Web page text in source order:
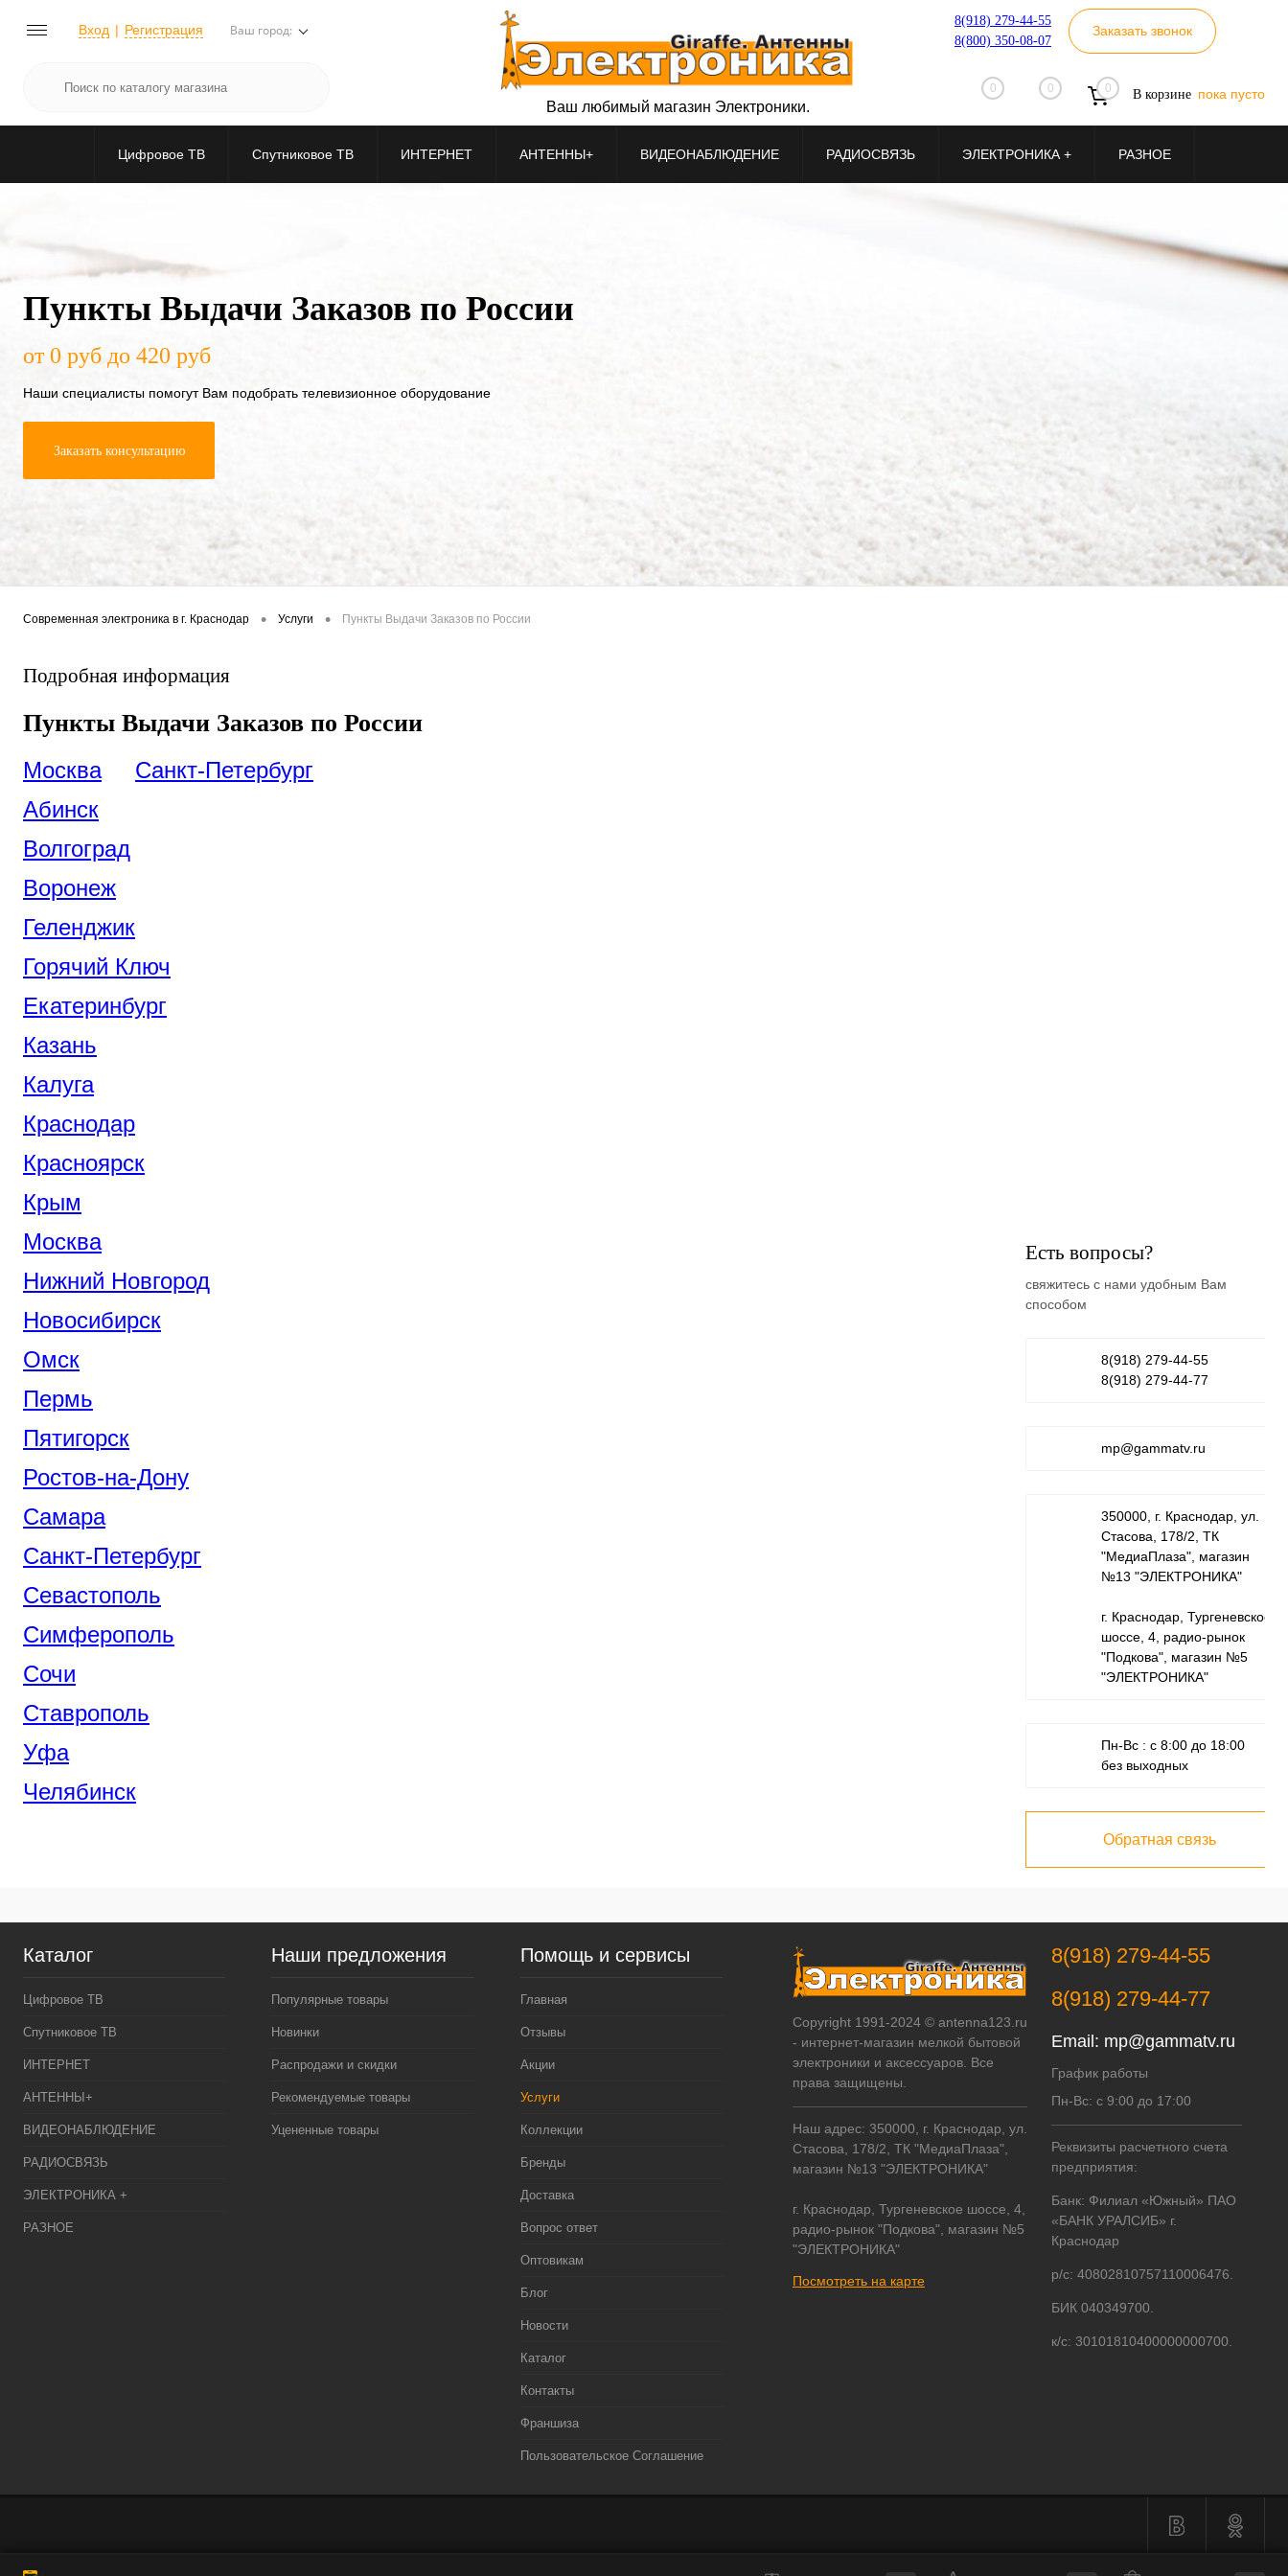
Вход Регистрация Ваш город:
8(918) 279-44-55
8(800) 350-08-07
Заказать звонок
0 0 0 В корзине пока пусто
Ваш любимый магазин Электроники.
Цифровое ТВ Спутниковое ТВ ИНТЕРНЕТ АНТЕННЫ+ ВИДЕОНАБЛЮДЕНИЕ РАДИОСВЯЗЬ ЭЛЕКТРОНИКА + РАЗНОЕ
Пункты Выдачи Заказов по России
от 0 руб до 420 руб
Наши специалисты помогут Вам подобрать телевизионное оборудование
Заказать консультацию
Современная электроника в г. Краснодар • Услуги • Пункты Выдачи Заказов по России
Подробная информация
Пункты Выдачи Заказов по России
Москва
Санкт-Петербург
Абинск
Волгоград
Воронеж
Геленджик
Горячий Ключ
Екатеринбург
Казань
Калуга
Краснодар
Красноярск
Крым
Москва
Нижний Новгород
Новосибирск
Омск
Пермь
Пятигорск
Ростов-на-Дону
Самара
Санкт-Петербург
Севастополь
Симферополь
Сочи
Ставрополь
Уфа
Челябинск
Есть вопросы?
свяжитесь с нами удобным Вам
способом
8(918) 279-44-55
8(918) 279-44-77
mp@gammatv.ru
350000, г. Краснодар, ул.
Стасова, 178/2, ТК
"МедиаПлаза", магазин
№13 "ЭЛЕКТРОНИКА"
г. Краснодар, Тургеневское
шоссе, 4, радио-рынок
"Подкова", магазин №5
"ЭЛЕКТРОНИКА"
Пн-Вс : с 8:00 до 18:00
без выходных
Обратная связь
Каталог
Цифровое ТВ
Спутниковое ТВ
ИНТЕРНЕТ
АНТЕННЫ+
ВИДЕОНАБЛЮДЕНИЕ
РАДИОСВЯЗЬ
ЭЛЕКТРОНИКА +
РАЗНОЕ
Наши предложения
Популярные товары
Новинки
Распродажи и скидки
Рекомендуемые товары
Уцененные товары
Помощь и сервисы
Главная
Отзывы
Акции
Услуги
Коллекции
Бренды
Доставка
Вопрос ответ
Оптовикам
Блог
Новости
Каталог
Контакты
Франшиза
Пользовательское Соглашение
Copyright 1991-2024 © antenna123.ru
- интернет-магазин мелкой бытовой
электроники и аксессуаров. Все
права защищены.
Наш адрес: 350000, г. Краснодар, ул.
Стасова, 178/2, ТК "МедиаПлаза",
магазин №13 "ЭЛЕКТРОНИКА"
г. Краснодар, Тургеневское шоссе, 4,
радио-рынок "Подкова", магазин №5
"ЭЛЕКТРОНИКА"
Посмотреть на карте
8(918) 279-44-55
8(918) 279-44-77
Email: mp@gammatv.ru
График работы
Пн-Вс: с 9:00 до 17:00
Реквизиты расчетного счета
предприятия:
Банк: Филиал «Южный» ПАО
«БАНК УРАЛСИБ» г.
Краснодар
р/с: 40802810757110006476.
БИК 040349700.
к/с: 30101810400000000700.